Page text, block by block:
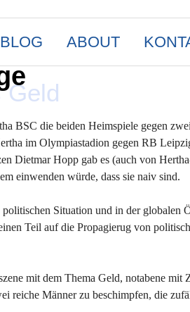
BLOG ABOUT
Geld
BSC die beiden Heimspiele gegen
im Olympiastadion gegen RB
Dietmar Hopp gab es (auch von
einwenden würde, dass sie naiv sind.
Situation und in der globalen
Teil auf die Propagierug von
mit dem Thema Geld, notabene mit
reiche Männer zu beschimpfen, die